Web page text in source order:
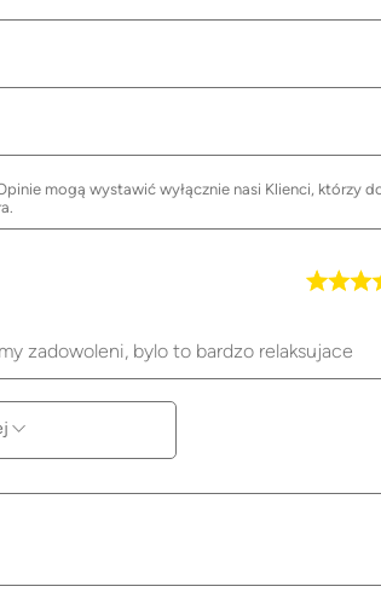
mogą wystawić wyłącznie nasi Klienci, którzy
zadowoleni, bylo to bardzo relaksujace